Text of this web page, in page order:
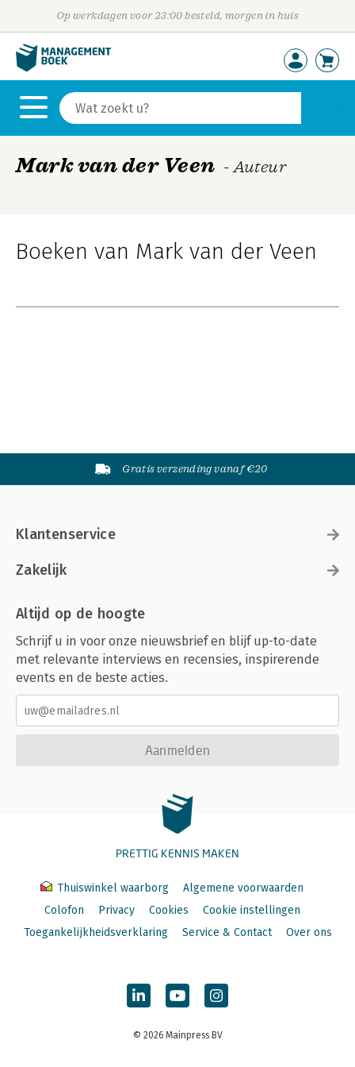
Op werkdagen voor 23:00 besteld, morgen in huis
Mark van der Veen - Auteur
Boeken van Mark van der Veen
Gratis verzending vanaf €20
Klantenservice
Zakelijk
Altijd op de hoogte
Schrijf u in voor onze nieuwsbrief en blijf up-to-date
met relevante interviews en recensies, inspirerende
events en de beste acties.
Aanmelden
PRETTIG KENNIS MAKEN
Thuiswinkel waarborg
Algemene voorwaarden
Colofon
Privacy Cookies
Cookie instellingen
Toegankelijkheidsverklaring
Service & Contact Over ons
© 2026 Mainpress BV